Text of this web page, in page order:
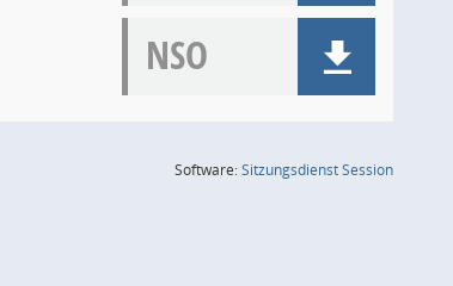
NSO
Software:SitzungsdienstSession(Wird in